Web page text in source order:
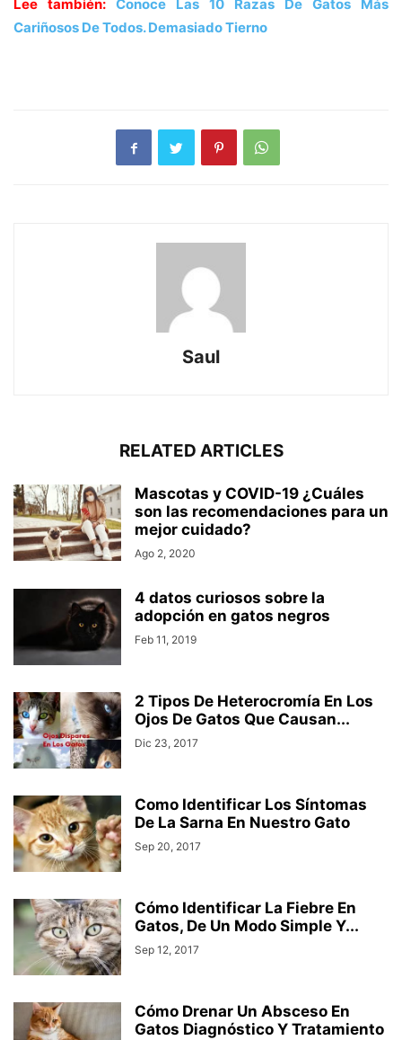
Lee también: Conoce Las 10 Razas De Gatos Más
Cariñosos De Todos. Demasiado Tierno
Saul
RELATED ARTICLES
Mascotas y COVID-19 ¿Cuáles
son las recomendaciones para un
mejor cuidado?
Ago 2, 2020
4 datos curiosos sobre la
adopción en gatos negros
Feb 11, 2019
2 Tipos De Heterocromía En Los
Ojos De Gatos Que Causan...
Dic 23, 2017
Como Identificar Los Síntomas
De La Sarna En Nuestro Gato
Sep 20, 2017
Cómo Identificar La Fiebre En
Gatos, De Un Modo Simple Y...
Sep 12, 2017
Cómo Drenar Un Absceso En
Gatos Diagnóstico Y Tratamiento